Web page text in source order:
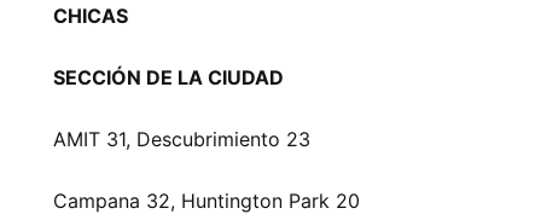
CHICAS
SECCIÓN DE LA CIUDAD
AMIT 31, Descubrimiento 23
Campana 32, Huntington Park 20